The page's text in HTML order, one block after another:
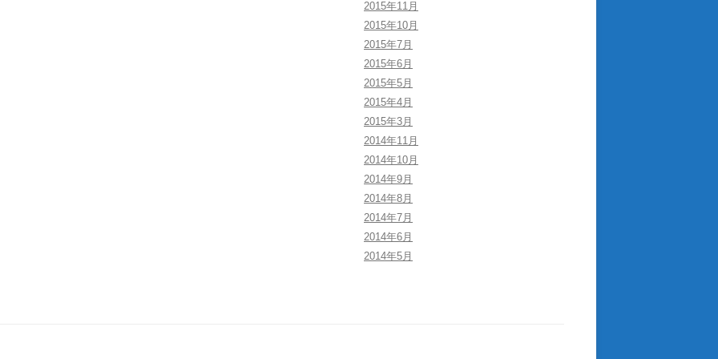
2015年11月
2015年10月
2015年7月
2015年6月
2015年5月
2015年4月
2015年3月
2014年11月
2014年10月
2014年9月
2014年8月
2014年7月
2014年6月
2014年5月